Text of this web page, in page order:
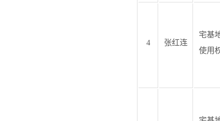
4 张红连
宅基
使用